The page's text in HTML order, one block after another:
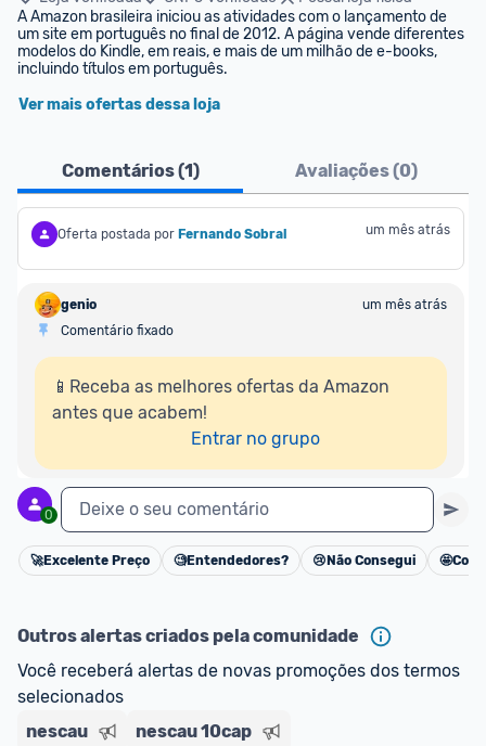
A Amazon brasileira iniciou as atividades com o lançamento de
um site em português no final de 2012. A página vende diferentes
modelos do Kindle, em reais, e mais de um milhão de e-books,
incluindo títulos em português.
Ver mais ofertas dessa loja
Comentários (1) Avaliações (0)
Oferta postada por Fernando Sobral um mês atrás
genio
um mês atrás
Comentário fixado
📱Receba as melhores ofertas da Amazon
antes que acabem!
Entrar no grupo
0 Deixe o seu comentário
Cancelar
🚀Excelente Preço 🧐Entendedores? 😢 Não Consegui 🤩
Outros alertas criados pela comunidade
Você receberá alertas de novas promoções dos termos
selecionados
nescau
nescau 10cap